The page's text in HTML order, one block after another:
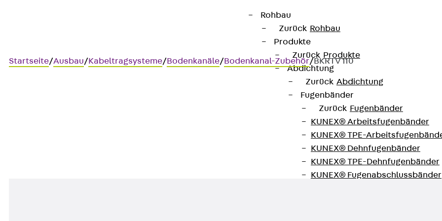
Rohbau
Zurück Rohbau
Produkte
Zurück Produkte
Abdichtung
Zurück Abdichtung
Fugenbänder
Zurück Fugenbänder
KUNEX® Arbeitsfugenbänder
KUNEX® TPE-
KUNEX® Dehnfugenbänder
KUNEX® TPE-Dehnfugenbänder
KUNEX® Fugenabschlussbänder
Startseite/Ausbau/Kabeltragsysteme/Bodenkanäle/Bodenkanal-Zubehör/BKRTV 110
Bodenkanal-Trennsteg, variabel, Höhe = 110 mm